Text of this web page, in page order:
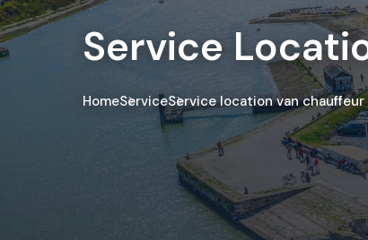
Service
HomeServiceService location van chauffeur